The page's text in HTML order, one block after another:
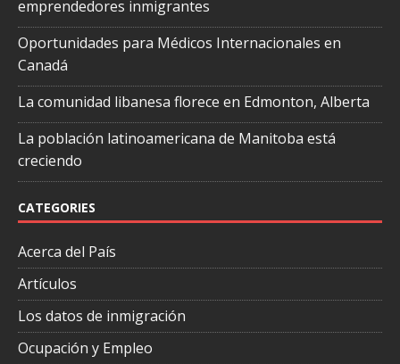
emprendedores inmigrantes
Oportunidades para Médicos Internacionales en
Canadá
La comunidad libanesa florece en Edmonton, Alberta
La población latinoamericana de Manitoba está
creciendo
CATEGORIES
Acerca del País
Artículos
Los datos de inmigración
Ocupación y Empleo